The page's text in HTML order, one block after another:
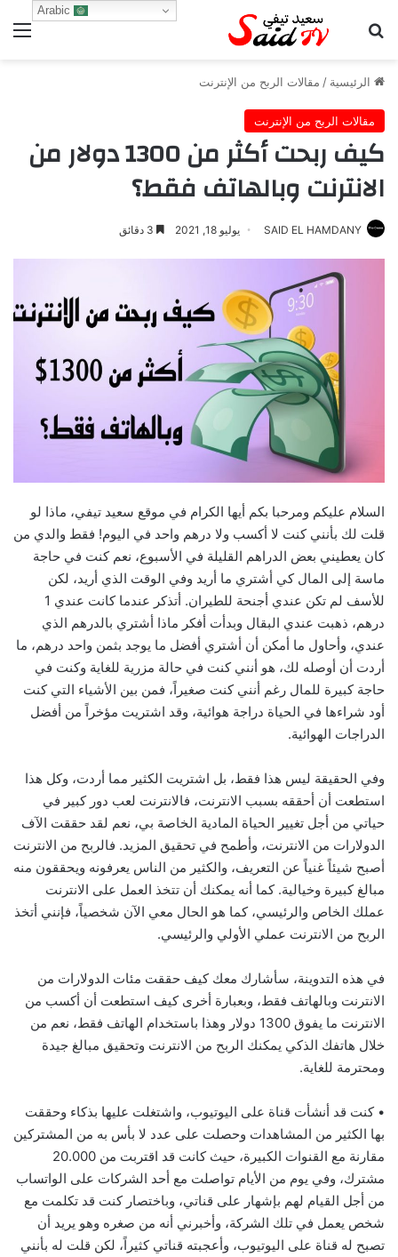
بحث عن
الرئيسية / مقالات الربح من الإنترنت
مقالات الربح من الإنترنت
كيف ربحت أكثر من 1300 دولار من
الانترنت وبالهاتف فقط؟
SAID EL HAMDANY يوليو 18, 2021
السلام عليكم ومرحبا بكم أيها الكرام في موقع سعيد تيفي، ماذا لو
قلت لك بأنني كنت لا أكسب ولا درهم واحد في اليوم! فقط والدي من
كان يعطيني بعض الدراهم القليلة في الأسبوع، نعم كنت في حاجة
ماسة إلى المال كي أشتري ما أريد وفي الوقت الذي أريد، لكن
للأسف لم تكن عندي أجنحة للطيران. أتذكر عندما كانت عندي 1
درهم، ذهبت عندي البقال وبدأت أفكر ماذا أشتري بالدرهم الذي
عندي، وأحاول ما أمكن أن أشتري أفضل ما يوجد بثمن واحد درهم، ما
أردت أن أوصله لك، هو أنني كنت في حالة مزرية للغاية وكنت في
حاجة كبيرة للمال رغم أنني كنت صغيراً، فمن بين الأشياء التي كنت
أود شراءها في الحياة دراجة هوائية، وقد اشتريت مؤخراً من أفضل
الدراجات الهوائية.
وفي الحقيقة ليس هذا فقط، بل اشتريت الكثير مما أردت، وكل هذا
استطعت أن أحققه بسبب الانترنت، فالانترنت لعب دور كبير في
حياتي من أجل تغيير الحياة المادية الخاصة بي، نعم لقد حققت الآف
الدولارات من الانترنت، وأطمح في تحقيق المزيد. فالربح من الانترنت
أصبح شيئاً غنياً عن التعريف، والكثير من الناس يعرفونه ويحققون منه
مبالغ كبيرة وخيالية. كما أنه يمكنك أن تتخذ العمل على الانترنت
عملك الخاص والرئيسي، كما هو الحال معي الآن شخصياً، فإنني أتخذ
الربح من الانترنت عملي الأولي والرئيسي.
في هذه التدوينة، سأشارك معك كيف حققت مئات الدولارات من
الانترنت وبالهاتف فقط، وبعبارة أخرى كيف استطعت أن أكسب من
الانترنت ما يفوق 1300 دولار وهذا باستخدام الهاتف فقط، نعم من
خلال هاتفك الذكي يمكنك الربح من الانترنت وتحقيق مبالغ جيدة
ومحترمة للغاية.
• كنت قد أنشأت قناة على اليوتيوب، واشتغلت عليها بذكاء وحققت
بها الكثير من المشاهدات وحصلت على عدد لا بأس به من المشتركين
مقارنة مع القنوات الكبيرة، حيث كانت قد اقتربت من 20.000
مشترك، وفي يوم من الأيام تواصلت مع أحد الشركات على الواتساب
من أجل القيام لهم بإشهار على قناتي، وباختصار كنت قد تكلمت مع
شخص يعمل في تلك الشركة، وأخبرني أنه من صغره وهو يريد أن
تصبح له قناة على اليوتيوب، وأعجبته قناتي كثيراً، لكن قلت له بأنني